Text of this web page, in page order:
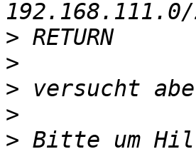
>
>
>
>
> Bitte um